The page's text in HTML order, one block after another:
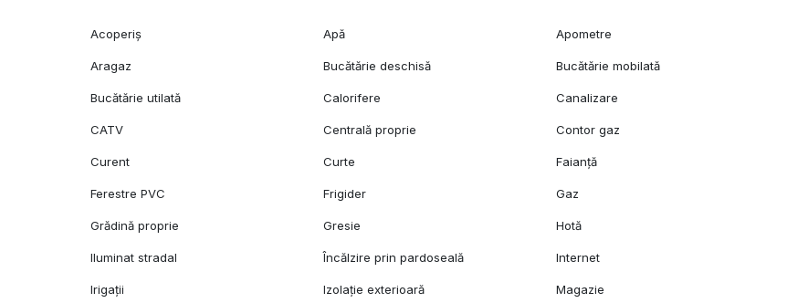
Acoperiș Apă Apometre
Aragaz Bucătărie deschisă Bucătărie mobilată
Bucătărie utilată Calorifere Canalizare
CATV Centrală proprie Contor gaz
Curent Curte Faianță
Ferestre PVC Frigider Gaz
Grădină proprie Gresie Hotă
Iluminat stradal Încălzire prin pardoseală Internet
Irigații Izolație exterioară Magazie